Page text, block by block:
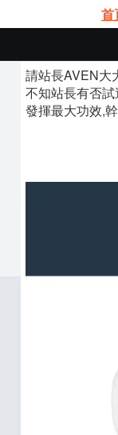
首
請站長AVEN大
不知站長有否
發揮最大功效,